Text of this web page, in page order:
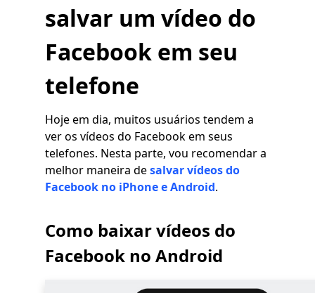
salvar um vídeo do
Facebook em seu
telefone
Hoje em dia, muitos usuários tendem a
ver os vídeos do Facebook em seus
telefones. Nesta parte, vou recomendar a
melhor maneira desalvar vídeos do
Facebook no iPhone e Android.
Como baixar vídeos do
Facebook no Android